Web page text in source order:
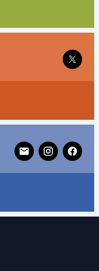
Follow
Follow XR Youth